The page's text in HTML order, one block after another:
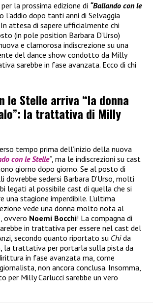
la prossima edizione di “Ballando con le
l’addio dopo tanti anni di Selvaggia
attesa di sapere ufficialmente chi
(in pole position Barbara D’Urso)
e clamorosa indiscrezione su una
del dance show condotto da Milly
sarebbe in fase avanzata. Ecco di chi
le Stelle arriva “la donna
la trattativa di Milly
tempo prima dell’inizio della nuova
con le Stelle“, ma le indiscrezioni su cast
giorno dopo giorno. Se al posto di
dovrebbe sedersi Barbara D’Urso, molti
legati al possibile cast di quella che si
una stagione imperdibile. L’ultima
vede una donna molto nota al
ovvero Noemi Bocchi! La compagna di
in trattativa per essere nel cast del
secondo quanto riportato su Chida
la trattativa per portarla sulla pista da
in fase avanzata ma, come
non ancora conclusa. Insomma,
per Milly Carlucci sarebbe un vero